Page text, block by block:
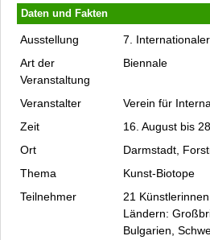
Programm
Geführte Vorträge
Künstler
Kinderprogramm
Kataloge und Filme
Unterstützer und Sponsoren
Kooperationspartner
Presse
Daten und Fakten
Ausstellung
7.
Art der
Veranstaltung
Biennale
Veranstalter
Verein für
Zeit
16. August bis
Ort
Darmstadt,
Thema
Kunst-Biotope
Teilnehmer
21
Ländern:
Bulgarien,